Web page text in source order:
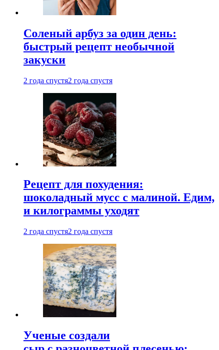
Соленый арбуз за один день:
быстрый рецепт необычной
закуски
2 года спустя2 года спустя
Рецепт для похудения:
шоколадный мусс с малиной. Едим,
и килограммы уходят
2 года спустя2 года спустя
Ученые создали